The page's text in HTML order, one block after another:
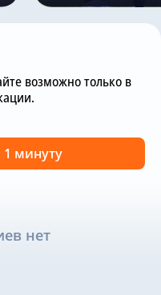
возможно только в
1 минуту
нет